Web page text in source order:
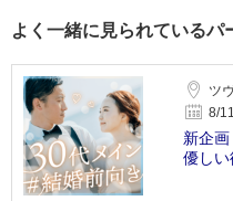
よく一緒に見られているパ
ツ
8/
新企画
優し